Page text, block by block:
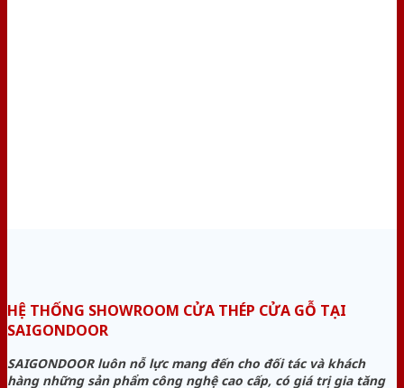
HỆ THỐNG SHOWROOM CỬA THÉP CỬA GỖ TẠI
SAIGONDOOR
SAIGONDOOR luôn nỗ lực mang đến cho đối tác và khách
hàng những sản phẩm công nghệ cao cấp, có giá trị gia tăng